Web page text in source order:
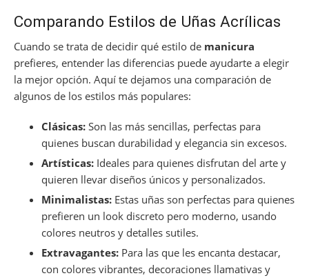
Comparando Estilos de Uñas Acrílicas
Cuando se trata de decidir qué estilo de manicura
prefieres, entender las diferencias puede ayudarte a elegir
la mejor opción. Aquí te dejamos una comparación de
algunos de los estilos más populares:
Clásicas: Son las más sencillas, perfectas para
quienes buscan durabilidad y elegancia sin excesos.
Artísticas: Ideales para quienes disfrutan del arte y
quieren llevar diseños únicos y personalizados.
Minimalistas: Estas uñas son perfectas para quienes
prefieren un look discreto pero moderno, usando
colores neutros y detalles sutiles.
Extravagantes: Para las que les encanta destacar,
con colores vibrantes, decoraciones llamativas y